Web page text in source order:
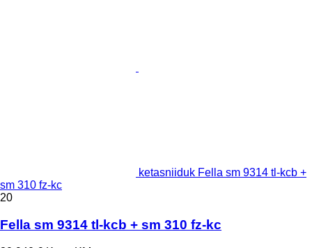
ketasniiduk Fella sm 9314 tl-kcb +
sm 310 fz-kc
20
Fella sm 9314 tl-kcb + sm 310 fz-kc